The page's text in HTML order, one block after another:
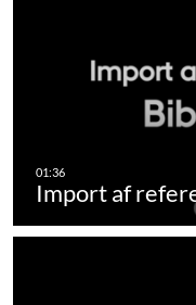
Import af